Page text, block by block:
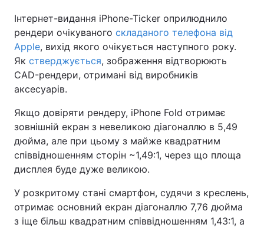
Інтернет-видання iPhone-Ticker оприлюднило
рендери очікуваного складаного телефона від
Apple, вихід якого очікується наступного року.
Як стверджується, зображення відтворюють
CAD-рендери, отримані від виробників
аксесуарів.
Якщо довіряти рендеру, iPhone Fold отримає
зовнішній екран з невеликою діагоналлю в 5,49
дюйма, але при цьому з майже квадратним
співвідношенням сторін ~1,49:1, через що площа
дисплея буде дуже великою.
У розкритому стані смартфон, судячи з креслень,
отримає основний екран діагоналлю 7,76 дюйма
з іще більш квадратним співвідношенням 1,43:1, а